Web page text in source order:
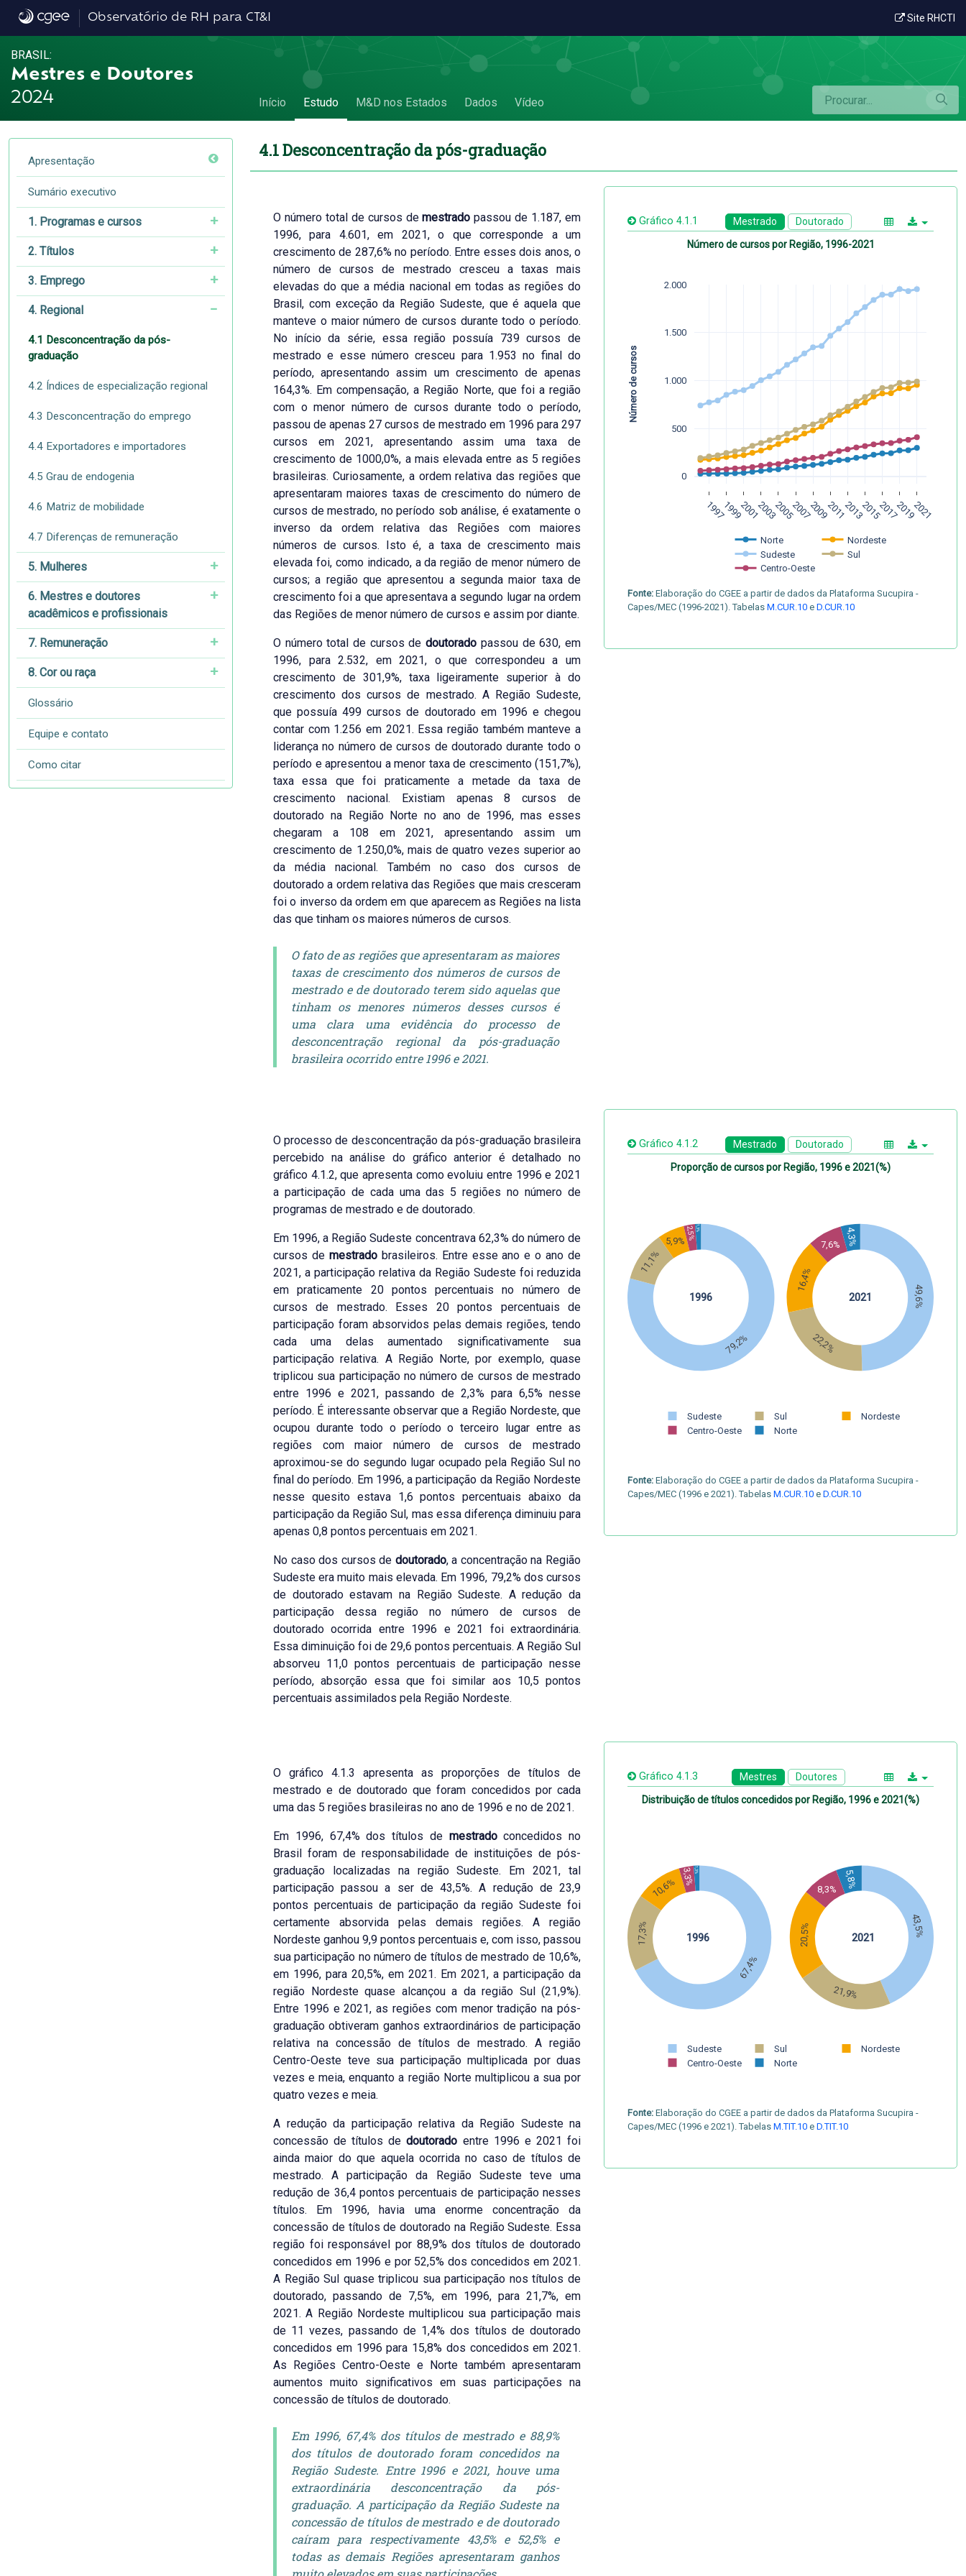
4.1 Desconcentração da pós-graduação - 4.1 Desconcentração da pós-graduação
Observatório de RH para CT&I Site RHCTI
BRASIL:
Mestres e Doutores
2024
Início Estudo M&D nos Estados Dados Vídeo
Apresentação
Sumário executivo
1. Programas e cursos
2. Títulos
3. Emprego
4. Regional
4.1 Desconcentração da pós-
graduação
4.2 Índices de especialização regional
4.3 Desconcentração do emprego
4.4 Exportadores e importadores
4.5 Grau de endogenia
4.6 Matriz de mobilidade
4.7 Diferenças de remuneração
5. Mulheres
6. Mestres e doutores
acadêmicos e profissionais
7. Remuneração
8. Cor ou raça
Glossário
Equipe e contato
Como citar
4.1 Desconcentração da pós-graduação
O número total de cursos demestrado passou de 1.187, em
1996, para 4.601, em 2021, o que corresponde a um
crescimento de 287,6% no período. Entre esses dois anos, o
número de cursos de mestrado cresceu a taxas mais
elevadas do que a média nacional em todas as regiões do
Brasil, com exceção da Região Sudeste, que é aquela que
manteve o maior número de cursos durante todo o período.
No início da série, essa região possuía 739 cursos de
mestrado e esse número cresceu para 1.953 no final do
período, apresentando assim um crescimento de apenas
164,3%. Em compensação, a Região Norte, que foi a região
com o menor número de cursos durante todo o período,
passou de apenas 27 cursos de mestrado em 1996 para 297
cursos em 2021, apresentando assim uma taxa de
crescimento de 1000,0%, a mais elevada entre as 5 regiões
brasileiras. Curiosamente, a ordem relativa das regiões que
apresentaram maiores taxas de crescimento do número de
cursos de mestrado, no período sob análise, é exatamente o
inverso da ordem relativa das Regiões com maiores
números de cursos. Isto é, a taxa de crescimento mais
elevada foi, como indicado, a da região de menor número de
cursos; a região que apresentou a segunda maior taxa de
crescimento foi a que apresentava a segundo lugar na ordem
das Regiões de menor número de cursos e assim por diante.
O número total de cursos dedoutorado passou de 630, em
1996, para 2.532, em 2021, o que correspondeu a um
crescimento de 301,9%, taxa ligeiramente superior à do
crescimento dos cursos de mestrado. A Região Sudeste,
que possuía 499 cursos de doutorado em 1996 e chegou
contar com 1.256 em 2021. Essa região também manteve a
liderança no número de cursos de doutorado durante todo o
período e apresentou a menor taxa de crescimento (151,7%),
taxa essa que foi praticamente a metade da taxa de
crescimento nacional. Existiam apenas 8 cursos de
doutorado na Região Norte no ano de 1996, mas esses
chegaram a 108 em 2021, apresentando assim um
crescimento de 1.250,0%, mais de quatro vezes superior ao
da média nacional. Também no caso dos cursos de
doutorado a ordem relativa das Regiões que mais cresceram
foi o inverso da ordem em que aparecem as Regiões na lista
das que tinham os maiores números de cursos.
O fato de as regiões que apresentaram as maiores
taxas de crescimento dos números de cursos de
mestrado e de doutorado terem sido aquelas que
tinham os menores números desses cursos é
uma clara uma evidência do processo de
desconcentração regional da pós-graduação
brasileira ocorrido entre 1996 e 2021.
Gráfico 4.1.1 Mestrado Doutorado
Número de cursos por Região, 1996-2021
1997199920012003200520072009201120132015201720192021
0
500
1.000
1.500
2.000
Norte
Nordeste
Sudeste
Sul
Centro-Oeste
Número de cursos
Fonte: Elaboração do CGEE a partir de dados da Plataforma Sucupira -
Capes/MEC (1996-2021). Tabelas M.CUR.10 e D.CUR.10
O processo de desconcentração da pós-graduação brasileira
percebido na análise do gráfico anterior é detalhado no
gráfico 4.1.2, que apresenta como evoluiu entre 1996 e 2021
a participação de cada uma das 5 regiões no número de
programas de mestrado e de doutorado.
Em 1996, a Região Sudeste concentrava 62,3% do número de
cursos de mestradobrasileiros. Entre esse ano e o ano de
2021, a participação relativa da Região Sudeste foi reduzida
em praticamente 20 pontos percentuais no número de
cursos de mestrado. Esses 20 pontos percentuais de
participação foram absorvidos pelas demais regiões, tendo
cada uma delas aumentado significativamente sua
participação relativa. A Região Norte, por exemplo, quase
triplicou sua participação no número de cursos de mestrado
entre 1996 e 2021, passando de 2,3% para 6,5% nesse
período. É interessante observar que a Região Nordeste, que
ocupou durante todo o período o terceiro lugar entre as
regiões com maior número de cursos de mestrado
aproximou-se do segundo lugar ocupado pela Região Sul no
final do período. Em 1996, a participação da Região Nordeste
nesse quesito estava 1,6 pontos percentuais abaixo da
participação da Região Sul, mas essa diferença diminuiu para
apenas 0,8 pontos percentuais em 2021.
No caso dos cursos de doutorado, a concentração na Região
Sudeste era muito mais elevada. Em 1996, 79,2% dos cursos
de doutorado estavam na Região Sudeste. A redução da
participação dessa região no número de cursos de
doutorado ocorrida entre 1996 e 2021 foi extraordinária.
Essa diminuição foi de 29,6 pontos percentuais. A Região Sul
absorveu 11,0 pontos percentuais de participação nesse
período, absorção essa que foi similar aos 10,5 pontos
percentuais assimilados pela Região Nordeste.
Gráfico 4.1.2 Mestrado Doutorado
Proporção de cursos por Região, 1996 e 2021(%)
79,2%
11,1%
5,9%2,5%1,3%
49,6%
22,2%
16,4%
7,6% 4,3%
Sudeste Sul
Nordeste
Centro-Oeste
Norte
1996 2021
Fonte: Elaboração do CGEE a partir de dados da Plataforma Sucupira -
Capes/MEC (1996 e 2021). Tabelas M.CUR.10 e D.CUR.10
O gráfico 4.1.3 apresenta as proporções de títulos de
mestrado e de doutorado que foram concedidos por cada
uma das 5 regiões brasileiras no ano de 1996 e no de 2021.
Em 1996, 67,4% dos títulos de mestradoconcedidos no
Brasil foram de responsabilidade de instituições de pós-
graduação localizadas na região Sudeste. Em 2021, tal
participação passou a ser de 43,5%. A redução de 23,9
pontos percentuais de participação da região Sudeste foi
certamente absorvida pelas demais regiões. A região
Nordeste ganhou 9,9 pontos percentuais e, com isso, passou
sua participação no número de títulos de mestrado de 10,6%,
em 1996, para 20,5%, em 2021. Em 2021, a participação da
região Nordeste quase alcançou a da região Sul (21,9%).
Entre 1996 e 2021, as regiões com menor tradição na pós-
graduação obtiveram ganhos extraordinários de participação
relativa na concessão de títulos de mestrado. A região
Centro-Oeste teve sua participação multiplicada por duas
vezes e meia, enquanto a região Norte multiplicou a sua por
quatro vezes e meia.
A redução da participação relativa da Região Sudeste na
concessão de títulos dedoutorado entre 1996 e 2021 foi
ainda maior do que aquela ocorrida no caso de títulos de
mestrado. A participação da Região Sudeste teve uma
redução de 36,4 pontos percentuais de participação nesses
títulos. Em 1996, havia uma enorme concentração da
concessão de títulos de doutorado na Região Sudeste. Essa
região foi responsável por 88,9% dos títulos de doutorado
concedidos em 1996 e por 52,5% dos concedidos em 2021.
A Região Sul quase triplicou sua participação nos títulos de
doutorado, passando de 7,5%, em 1996, para 21,7%, em
2021. A Região Nordeste multiplicou sua participação mais
de 11 vezes, passando de 1,4% dos títulos de doutorado
concedidos em 1996 para 15,8% dos concedidos em 2021.
As Regiões Centro-Oeste e Norte também apresentaram
aumentos muito significativos em suas participações na
concessão de títulos de doutorado.
Em 1996, 67,4% dos títulos de mestrado e 88,9%
dos títulos de doutorado foram concedidos na
Região Sudeste. Entre 1996 e 2021, houve uma
extraordinária desconcentração da pós-
graduação. A participação da Região Sudeste na
concessão de títulos de mestrado e de doutorado
caíram para respectivamente 43,5% e 52,5% e
todas as demais Regiões apresentaram ganhos
Gráfico 4.1.3 Mestres Doutores
Distribuição de títulos concedidos por Região, 1996 e 2021(%)
43,5%
21,9%
20,5%
8,3% 5,8%
67,4%
17,3%
10,6% 3,3%1,3%
Sudeste Sul
Nordeste
Centro-Oeste
Norte
1996 2021
Fonte: Elaboração do CGEE a partir de dados da Plataforma Sucupira -
Capes/MEC (1996 e 2021). Tabelas M.TIT.10 e D.TIT.10